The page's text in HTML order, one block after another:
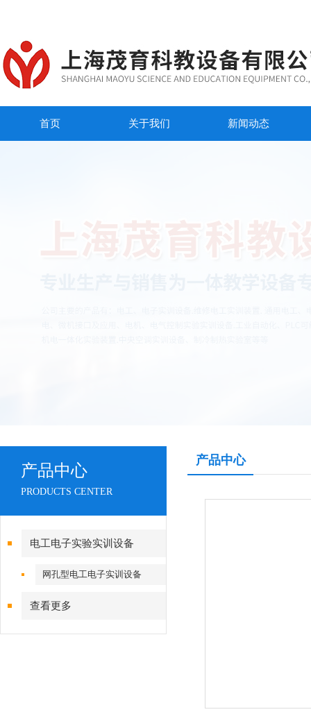
首页 关于我们 新闻动态
产品中心
PRODUCTS CENTER
电工电子实验实训设备
网孔型电工电子实训设备
查看更多
产品中心